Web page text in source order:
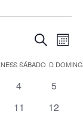
de
BuscarMes
SSÁBADO D
0
4
0
5
0
11
0
12